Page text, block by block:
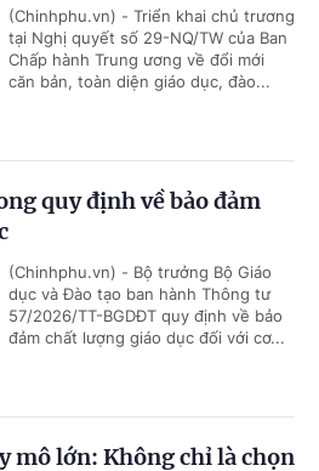
(Chinhphu.vn) - Triển khai chủ trương
tại Nghị quyết số 29-NQ/TW của Ban
Chấp hành Trung ương về đổi mới
căn bản, toàn diện giáo dục, đào...
quy định về bảo đảm
(Chinhphu.vn) - Bộ trưởng Bộ Giáo
dục và Đào tạo ban hành Thông tư
57/2026/TT-BGDĐT quy định về bảo
đảm chất lượng giáo dục đối với cơ...
mô lớn: Không chỉ là chọn